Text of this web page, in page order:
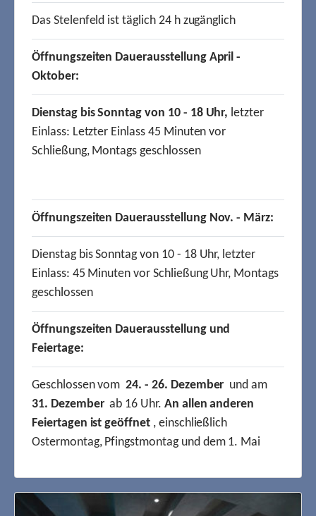
Das Stelenfeld ist täglich 24 h zugänglich
Öffnungszeiten Dauerausstellung April -
Oktober:
Dienstag bis Sonntag von 10 - 18 Uhr, letzter
Einlass: Letzter Einlass 45 Minuten vor
Schließung, Montags geschlossen
Öffnungszeiten Dauerausstellung Nov. - März:
Dienstag bis Sonntag von 10 - 18 Uhr, letzter
Einlass: 45 Minuten vor Schließung Uhr, Montags
geschlossen
Öffnungszeiten Dauerausstellung und
Feiertage:
Geschlossen vom24. - 26. Dezember und am
31. Dezemberab 16 Uhr. An allen anderen
Feiertagen ist geöffnet, einschließlich
Ostermontag, Pfingstmontag und dem 1. Mai